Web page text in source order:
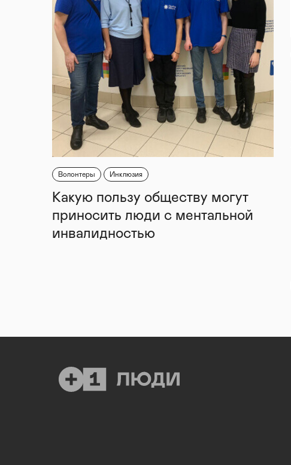
Волонтеры Инклюзия
Какую пользу обществу могут
приносить люди с ментальной
инвалидностью